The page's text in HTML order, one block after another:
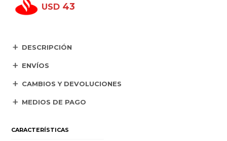
USD 43
DESCRIPCIÓN
ENVÍOS
CAMBIOS Y DEVOLUCIONES
MEDIOS DE PAGO
CARACTERÍSTICAS